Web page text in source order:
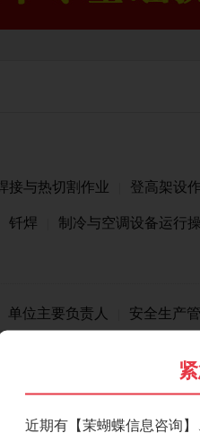
近期有【茉蝴蝶信息咨询
接与热切割作业 登高架设
钎焊 制冷与空调设备运行
单位主要负责人 安全生产